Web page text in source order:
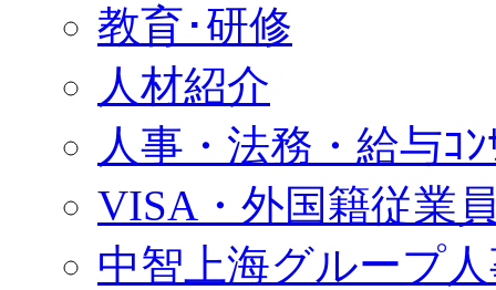
教育･研修
人材紹介
人事・法務・給与ｺﾝ
VISA・外国籍従業
中智上海グループ